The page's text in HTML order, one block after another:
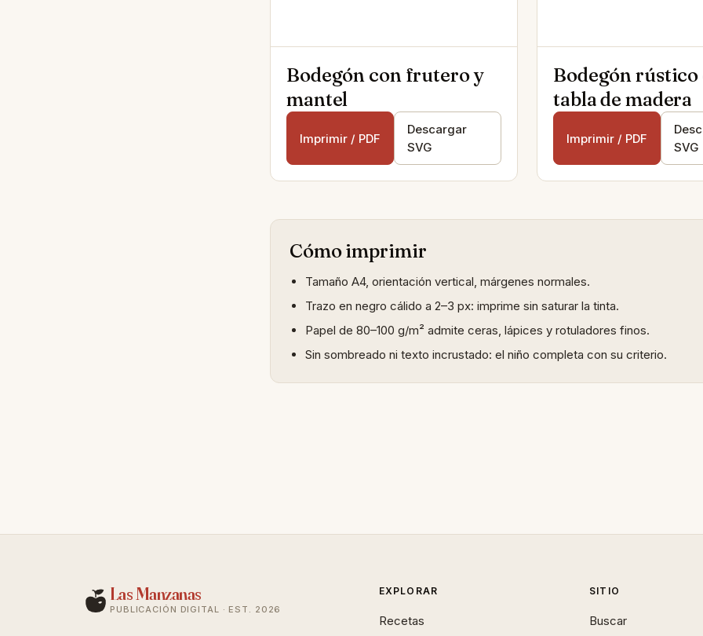
Bodegón con frutero y
mantel
Imprimir / PDF
Descargar
SVG
Bodegón rústico
tabla de madera
Imprimir / PDF
SVG
Cómo imprimir
Tamaño A4, orientación vertical, márgenes normales.
Trazo en negro cálido a 2–3 px: imprime sin saturar la tinta.
Papel de 80–100 g/m² admite ceras, lápices y rotuladores finos.
Sin sombreado ni texto incrustado: el niño completa con su criterio.
Las Manzanas
PUBLICACIÓN DIGITAL · EST. 2026
EXPLORAR
Recetas
SITIO
Buscar